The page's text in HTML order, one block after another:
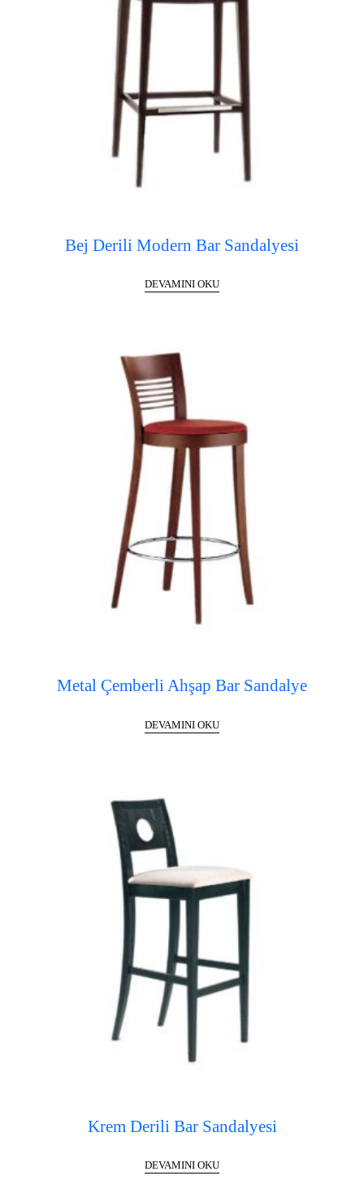
Bej Derili Modern Bar Sandalyesi
DEVAMINI OKU
Metal Çemberli Ahşap Bar Sandalye
DEVAMINI OKU
Krem Derili Bar Sandalyesi
DEVAMINI OKU